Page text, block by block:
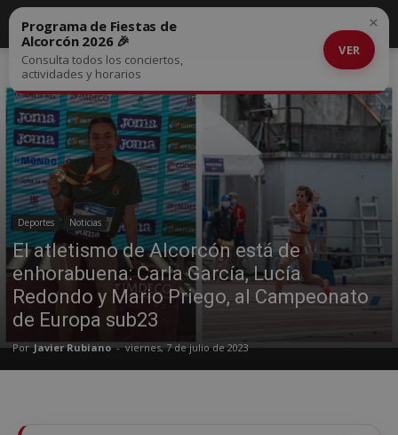
Inicio Deportes
Deportes Noticias
El atletismo de Alcorcón está de
enhorabuena: Carla García, Lucía
Redondo y Mario Priego, al Campeonato
de Europa sub23
Por Javier Rubiano - viernes, 7 de julio de 2023
Programa de Fiestas de
Alcorcón 2026 🎉
Consulta todos los conciertos,
actividades y horarios
VER
×